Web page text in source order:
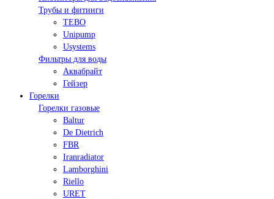
Трубы и фитинги
TEBO
Unipump
Usystems
Фильтры для воды
Аквабрайт
Гейзер
Горелки
Горелки газовые
Baltur
De Dietrich
FBR
Iranradiator
Lamborghini
Riello
URET